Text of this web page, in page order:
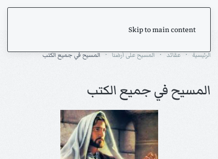
Skip to main content
الرئيسية عقائد المسيح على أرضنا المسيح في جميع الكتب
المسيح في جميع الكتب